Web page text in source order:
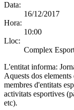
Data:
16/12/2017
Hora:
10:00
Lloc:
Complex
L'entitat informa:
Aquests dos
membres d'entitats
activitats esportives
etc).